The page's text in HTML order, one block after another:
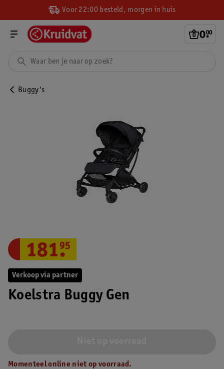
Voor 22:00 besteld, morgen in huis
0.
00
Buggy's
Verkoop via partner
Koelstra Buggy Gen
181.
95
Momenteel online niet op voorraad.